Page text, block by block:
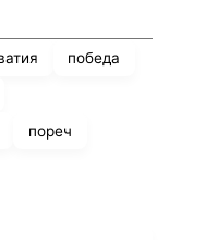
победа
пореч